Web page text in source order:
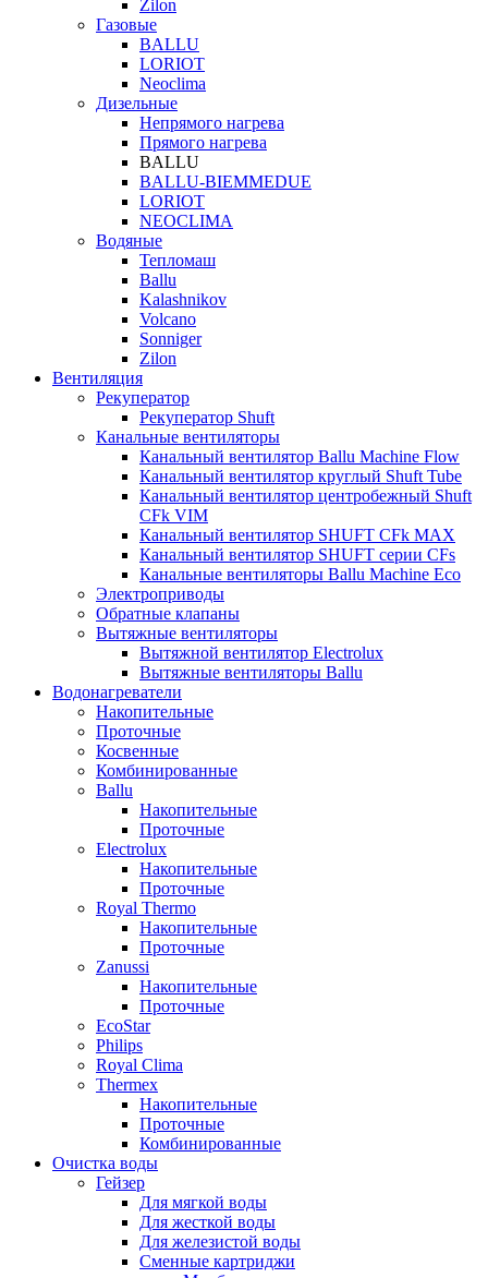
Zilon
Газовые
BALLU
LORIOT
Neoclima
Дизельные
Непрямого нагрева
Прямого нагрева
BALLU
BALLU-BIEMMEDUE
LORIOT
NEOCLIMA
Водяные
Тепломаш
Ballu
Kalashnikov
Volcano
Sonniger
Zilon
Вентиляция
Рекуператор
Рекуператор Shuft
Канальные вентиляторы
Канальный вентилятор Ballu Machine Flow
Канальный вентилятор круглый Shuft Tube
Канальный вентилятор центробежный Shuft
CFk VIM
Канальный вентилятор SHUFT CFk MAX
Канальный вентилятор SHUFT серии CFs
Канальные вентиляторы Ballu Machine Eco
Электроприводы
Обратные клапаны
Вытяжные вентиляторы
Вытяжной вентилятор Electrolux
Вытяжные вентиляторы Ballu
Водонагреватели
Накопительные
Проточные
Косвенные
Комбинированные
Ballu
Накопительные
Проточные
Electrolux
Накопительные
Проточные
Royal Thermo
Накопительные
Проточные
Zanussi
Накопительные
Проточные
EcoStar
Philips
Royal Clima
Thermex
Накопительные
Проточные
Комбинированные
Очистка воды
Гейзер
Для мягкой воды
Для жесткой воды
Для железистой воды
Сменные картриджи